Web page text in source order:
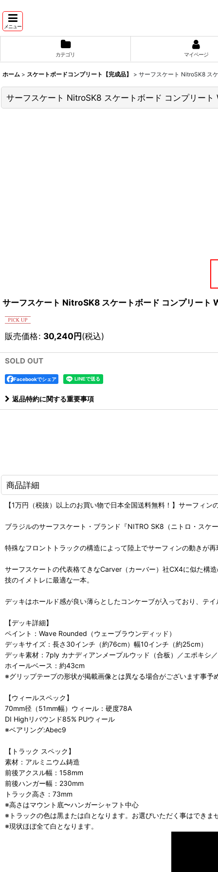
メニュー
カテゴリ マイページ
ホーム > スケートボードコンプリート【完成品】 > サーフスケート NitroSK8 ス
サーフスケート NitroSK8 スケートボード コンプリー
サーフスケート NitroSK8 スケートボード コンプリー
販売価格: 30,240円(税込)
SOLD OUT
Facebookでシェア
返品特約に関する重要事項
商品詳細
【1万円（税抜）以上のお買い物で日本全国送料無料！】サーフィ
ブラジルのサーフスケート・ブランド『NITRO SK8（ニトロ・ス
特殊なフロントトラックの構造によって陸上でサーフィンの動きが
サーフスケートの代表格てきなCarver（カーバー）社CX4に似た構
技のイメトレに最適な一本。
デッキはホールド感が良い薄らとしたコンケーブが入っており、テ
【デッキ詳細】
ペイント：Wave Rounded（ウェーブラウンディッド）
デッキサイズ：長さ30インチ（約76cm）幅10インチ（約25cm）
デッキ素材：7ply カナディアンメープルウッド（合板）／エポキシ
ホイールベース：約43cm
※グリップテープの形状が掲載画像とは異なる場合がございます事予
【ウィールスペック】
70mm径（51mm幅）ウィール：硬度78A
DI Highリバウンド85% PUウィール
※ベアリング:Abec9
【トラック スペック】
素材：アルミニウム鋳造
前後アクスル幅：158mm
前後ハンガー幅：230mm
トラック高さ：73mm
※高さはマウント底〜ハンガーシャフト中心
※トラックの色は黒または白となります。お選びいただく事はできま
※現状ほぼ全て白となります。